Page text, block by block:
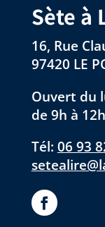
Sète à
16, Rue
97420 LE
Ouvert du
de 9h à
Tél: 06 93